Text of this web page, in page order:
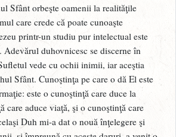
Sfânt orbeşte oamenii la realităţile
care crede că poate cunoaşte
printr-un studiu pur intelectual este
duhovnicesc se discerne în
vede cu ochii inimii, iar aceştia
Sfânt. Cunoştinţa pe care o dă El este
este o cunoştinţă care duce la
care aduce viaţă, şi o cunoştinţă care
Duh mi-a dat o nouă înţelegere şi